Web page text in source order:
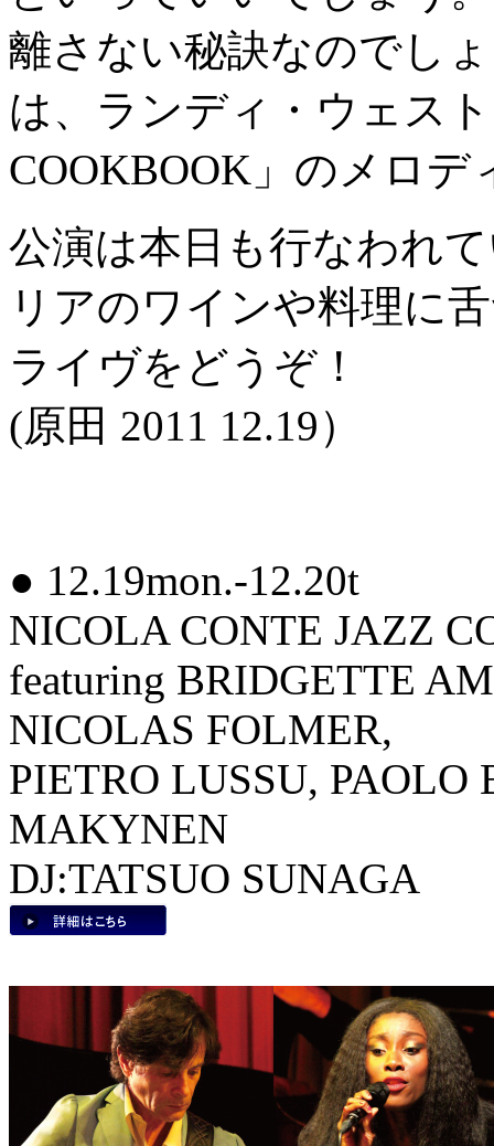
離さない秘訣なのでし
は、ランディ・ウェス
COOKBOOK」のメロ
公演は本日も行なわれ
リアのワインや料理に
ライヴをどうぞ！
(原田 2011 12.19）
● 12.19mon.-12.20t
NICOLA CONTE JAZZ
featuring BRIDGETTE
NICOLAS FOLMER,
PIETRO LUSSU,
MAKYNEN
DJ:TATSUO SUNAGA